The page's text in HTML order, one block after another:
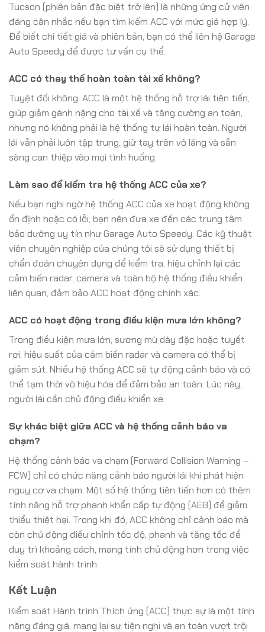
Tucson (phiên bản đặc biệt trở lên) là những ứng cử viên
đáng cân nhắc nếu bạn tìm kiếm ACC với mức giá hợp lý.
Để biết chi tiết giá và phiên bản, bạn có thể liên hệ Garage
Auto Speedy để được tư vấn cụ thể.
ACC có thay thế hoàn toàn tài xế không?
Tuyệt đối không. ACC là một hệ thống hỗ trợ lái tiên tiến,
giúp giảm gánh nặng cho tài xế và tăng cường an toàn,
nhưng nó không phải là hệ thống tự lái hoàn toàn. Người
lái vẫn phải luôn tập trung, giữ tay trên vô lăng và sẵn
sàng can thiệp vào mọi tình huống.
Làm sao để kiểm tra hệ thống ACC của xe?
Nếu bạn nghi ngờ hệ thống ACC của xe hoạt động không
ổn định hoặc có lỗi, bạn nên đưa xe đến các trung tâm
bảo dưỡng uy tín như Garage Auto Speedy. Các kỹ thuật
viên chuyên nghiệp của chúng tôi sẽ sử dụng thiết bị
chẩn đoán chuyên dụng để kiểm tra, hiệu chỉnh lại các
cảm biến radar, camera và toàn bộ hệ thống điều khiển
liên quan, đảm bảo ACC hoạt động chính xác.
ACC có hoạt động trong điều kiện mưa lớn không?
Trong điều kiện mưa lớn, sương mù dày đặc hoặc tuyết
rơi, hiệu suất của cảm biến radar và camera có thể bị
giảm sút. Nhiều hệ thống ACC sẽ tự động cảnh báo và có
thể tạm thời vô hiệu hóa để đảm bảo an toàn. Lúc này,
người lái cần chủ động điều khiển xe.
Sự khác biệt giữa ACC và hệ thống cảnh báo va
chạm?
Hệ thống cảnh báo va chạm (Forward Collision Warning –
FCW) chỉ có chức năng cảnh báo người lái khi phát hiện
nguy cơ va chạm. Một số hệ thống tiên tiến hơn có thêm
tính năng hỗ trợ phanh khẩn cấp tự động (AEB) để giảm
thiểu thiệt hại. Trong khi đó, ACC không chỉ cảnh báo mà
còn chủ động điều chỉnh tốc độ, phanh và tăng tốc để
duy trì khoảng cách, mang tính chủ động hơn trong việc
kiểm soát hành trình.
Kết Luận
Kiểm soát Hành trình Thích ứng (ACC) thực sự là một tính
năng đáng giá, mang lại sự tiện nghi và an toàn vượt trội